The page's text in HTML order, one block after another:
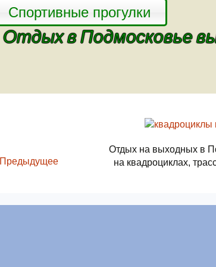
Спортивные прогулки
Отдых в Подмосковье
Предыдущее
Отдых на выходных в
на квадроциклах,